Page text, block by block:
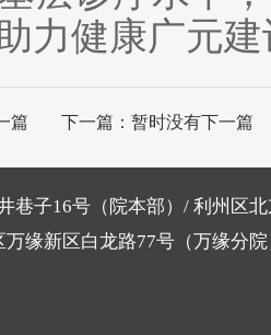
力健康广元
篇 下一篇： 暂时没有下一篇
巷子16号（院本部）/ 利州区
万缘新区白龙路77号（万缘分